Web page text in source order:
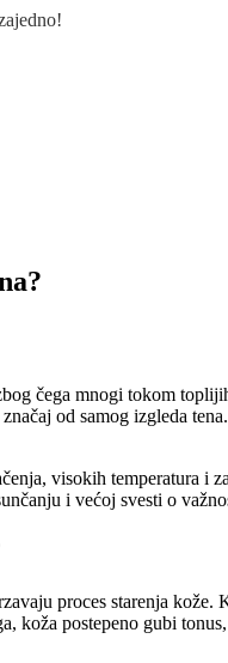
čega mnogi tokom
od samog izgleda
visokih temperatura i
i većoj svesti o
proces starenja kože.
koža postepeno gubi